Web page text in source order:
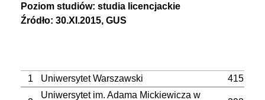
Poziom studiów: studia licencjackie
Źródło: 30.XI.2015, GUS
1 Uniwersytet Warszawski 415
Uniwersytet im. Adama Mickiewicza w